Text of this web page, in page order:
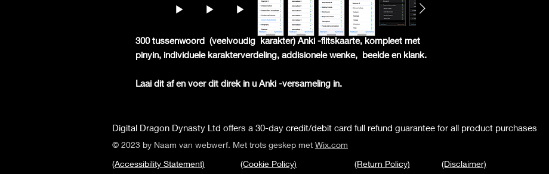
300 tussenwoord (veelvoudig karakter) Anki -flitskaarte, kompleet met
pinyin, individuele karakterverdeling, addisionele wenke, beelde en klank.
Laai dit af en voer dit direk in u Anki -versameling in.
Digital Dragon Dynasty Ltd offers a 30-day credit/debit card full refund guarantee for all product purchases
© 2023 by Naam van webwerf. Met trots geskep met Wix.com
(Accessibility Statement)
(Cookie Policy) (Return Policy) (Disclaimer)